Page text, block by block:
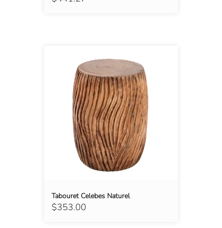
$353.00
Tabouret Celebes Naturel